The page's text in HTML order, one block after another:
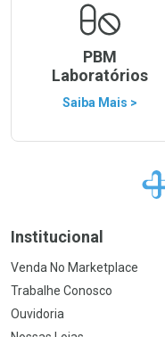
PBM
Laboratórios
Saiba Mais >
Ir
Institucional
Venda No Marketplace
Trabalhe Conosco
Ouvidoria